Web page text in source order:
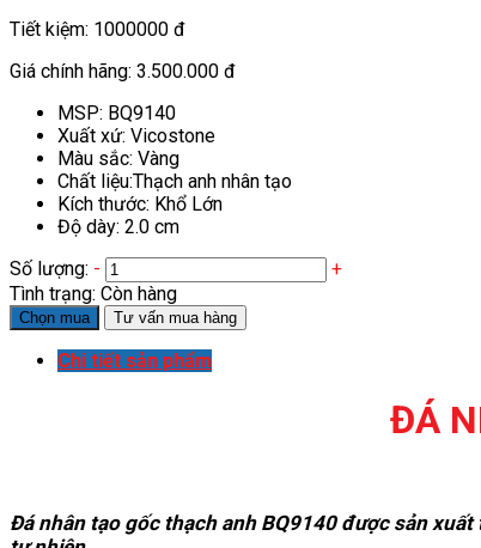
Tiết kiệm: 1000000 đ
Giá chính hãng: 3.500.000 đ
MSP: BQ9140
Xuất xứ: Vicostone
Màu sắc: Vàng
Chất liệu:Thạch anh nhân tạo
Kích thước: Khổ Lớn
Độ dày: 2.0 cm
Số lượng: -
+
Tình trạng: Còn hàng
Chọn mua Tư vấn mua hàng
Chi tiết sản phẩm
ĐÁ
Đá nhân tạo gốc thạch anh BQ9140 được sản